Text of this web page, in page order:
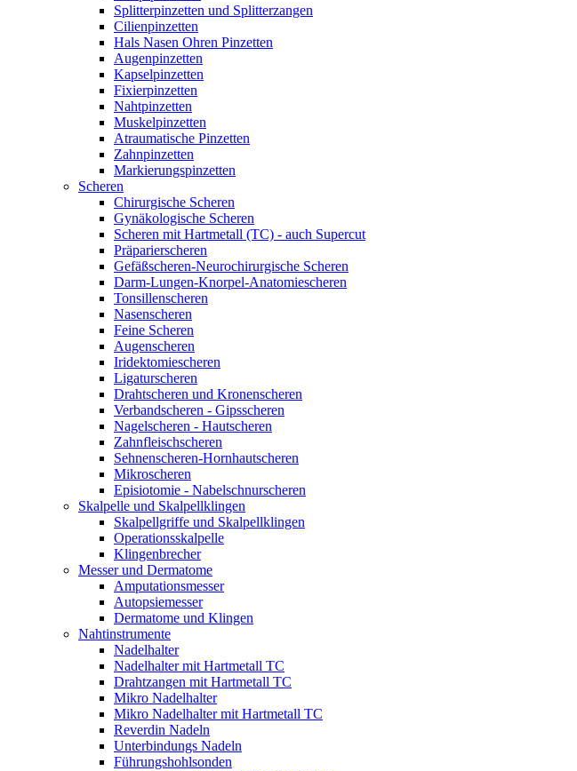
Splitterpinzetten und Splitterzangen
Cilienpinzetten
Hals Nasen Ohren Pinzetten
Augenpinzetten
Kapselpinzetten
Fixierpinzetten
Nahtpinzetten
Muskelpinzetten
Atraumatische Pinzetten
Zahnpinzetten
Markierungspinzetten
Scheren
Chirurgische Scheren
Gynäkologische Scheren
Scheren mit Hartmetall (TC) - auch Supercut
Präparierscheren
Gefäßscheren-Neurochirurgische Scheren
Darm-Lungen-Knorpel-Anatomiescheren
Tonsillenscheren
Nasenscheren
Feine Scheren
Augenscheren
Iridektomiescheren
Ligaturscheren
Drahtscheren und Kronenscheren
Verbandscheren - Gipsscheren
Nagelscheren - Hautscheren
Zahnfleischscheren
Sehnenscheren-Hornhautscheren
Mikroscheren
Episiotomie - Nabelschnurscheren
Skalpelle und Skalpellklingen
Skalpellgriffe und Skalpellklingen
Operationsskalpelle
Klingenbrecher
Messer und Dermatome
Amputationsmesser
Autopsiemesser
Dermatome und Klingen
Nahtinstrumente
Nadelhalter
Nadelhalter mit Hartmetall TC
Drahtzangen mit Hartmetall TC
Mikro Nadelhalter
Mikro Nadelhalter mit Hartmetall TC
Reverdin Nadeln
Unterbindungs Nadeln
Führungshohlsonden